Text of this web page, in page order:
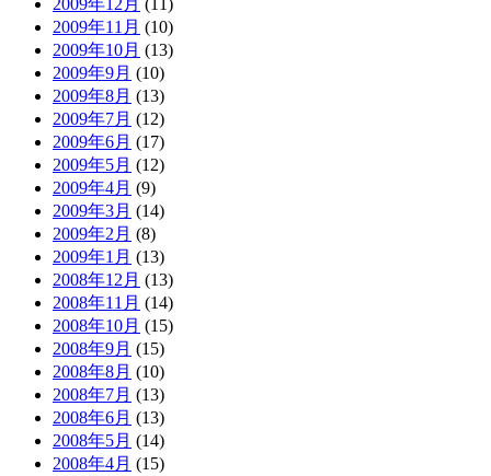
2009年12月 (11)
2009年11月 (10)
2009年10月 (13)
2009年9月 (10)
2009年8月 (13)
2009年7月 (12)
2009年6月 (17)
2009年5月 (12)
2009年4月 (9)
2009年3月 (14)
2009年2月 (8)
2009年1月 (13)
2008年12月 (13)
2008年11月 (14)
2008年10月 (15)
2008年9月 (15)
2008年8月 (10)
2008年7月 (13)
2008年6月 (13)
2008年5月 (14)
2008年4月 (15)